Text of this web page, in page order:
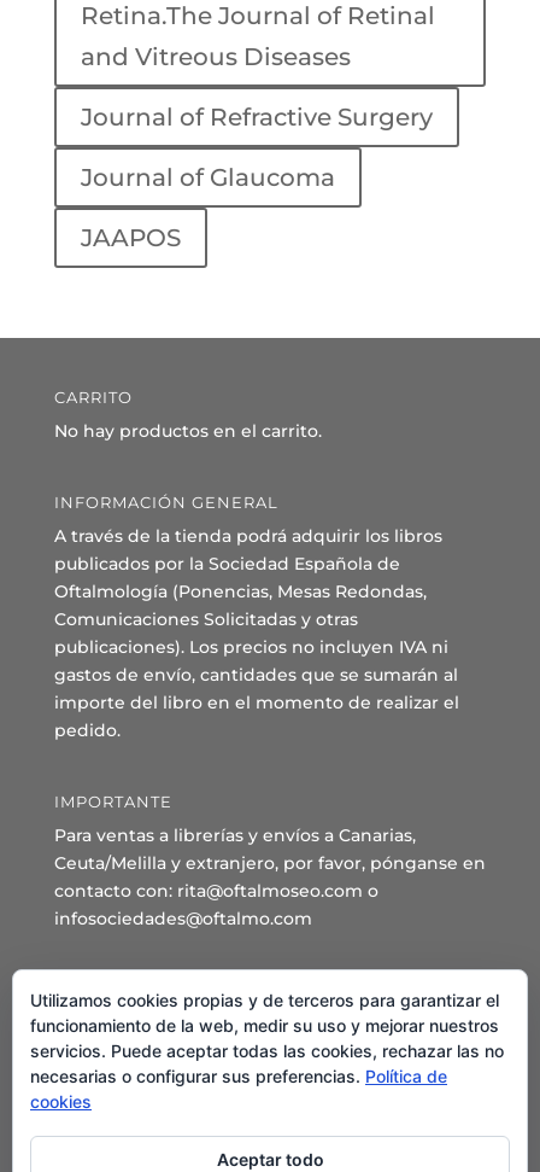
Retina.The Journal of Retinal
and Vitreous Diseases
Journal of Refractive Surgery
Journal of Glaucoma
JAAPOS
CARRITO
No hay productos en el carrito.
INFORMACIÓN GENERAL
A través de la tienda podrá adquirir los libros
publicados por la Sociedad Española de
Oftalmología (Ponencias, Mesas Redondas,
Comunicaciones Solicitadas y otras
publicaciones). Los precios no incluyen IVA ni
gastos de envío, cantidades que se sumarán al
importe del libro en el momento de realizar el
pedido.
IMPORTANTE
Para ventas a librerías y envíos a Canarias,
Ceuta/Melilla y extranjero, por favor, pónganse en
contacto con: rita@oftalmoseo.com o
infosociedades@oftalmo.com
Sede Administrativa y Secretaría General
C/ Arcipreste de Hita 14 – 1º Derecha.
28015 – Madrid
Teléfono: 91 544 80 35 - 91 544 58 79
Mail:
Utilizamos cookies propias y de terceros para garantizar el
funcionamiento de la web, medir su uso y mejorar nuestros
servicios. Puede aceptar todas las cookies, rechazar las no
necesarias o configurar sus preferencias. Política de
cookies
Aceptar todo